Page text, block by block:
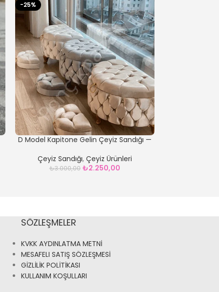
-25%
D Model Kapitone Gelin Çeyiz Sandığı —
Çeyiz Sandığı, Çeyiz Ürünleri
₺3.000,00 ₺2.250,00
SÖZLEŞMELER
KVKK AYDINLATMA METNİ
MESAFELI SATIŞ SÖZLEŞMESİ
GİZLİLİK POLİTİKASI
KULLANIM KOŞULLARI